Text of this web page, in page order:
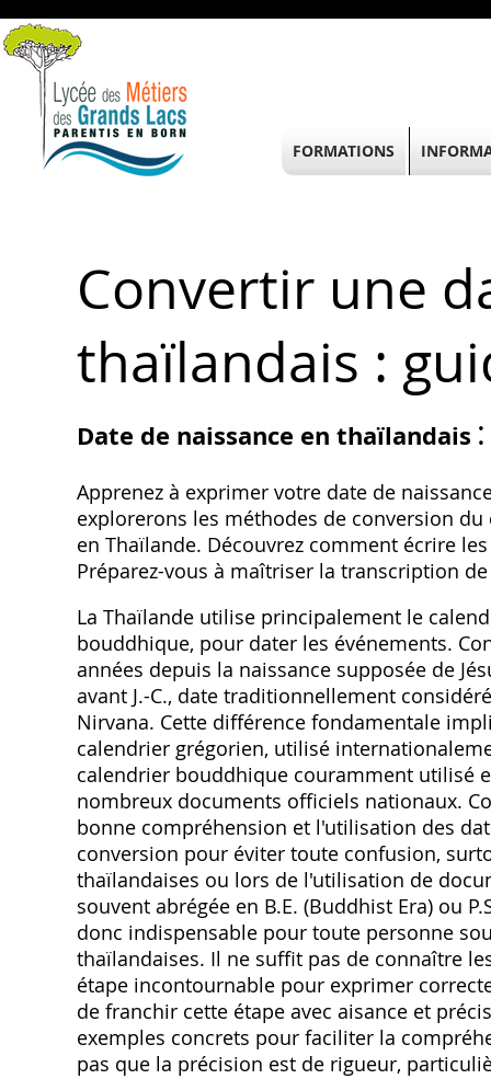
Convertir une
thaïlandais :
Date de naissance en thaïlandais
Apprenez à exprimer votre date de
explorerons les méthodes de conversion
en Thaïlande. Découvrez comment écrire
Préparez-vous à maîtriser la transcription
La Thaïlande utilise principalement le
bouddhique, pour dater les événements.
années depuis la naissance supposée de
avant J.-C., date traditionnellement
Nirvana. Cette différence fondamentale
calendrier grégorien, utilisé
calendrier bouddhique couramment utilisé
nombreux documents officiels nationaux.
bonne compréhension et l'utilisation des
conversion pour éviter toute confusion,
thaïlandaises ou lors de l'utilisation de
souvent abrégée en B.E. (Buddhist Era) ou
donc indispensable pour toute personne
thaïlandaises. Il ne suffit pas de connaître
étape incontournable pour exprimer
de franchir cette étape avec aisance et
exemples concrets pour faciliter la
pas que la précision est de rigueur,
FORMATIONS